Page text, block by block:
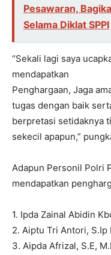
Pesawaran,
Selama Diklat SPPI
“Sekali lagi saya
mendapatkan
Penghargaan, Jaga
tugas dengan baik
berpretasi setidaknya
sekecil apapun,”
Adapun Personil Polri
mendapatkan
1. Ipda Zainal Abidin
2. Aiptu Tri Antori, S.Ip
3. Aipda Afrizal, S.E,